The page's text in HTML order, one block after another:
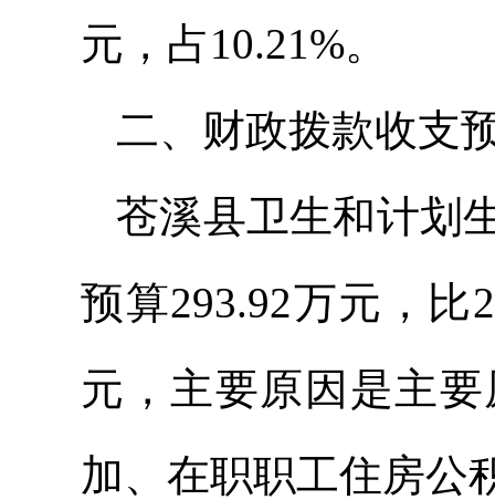
元，占10.21%。
二、财政拨款收支
苍溪县卫生和计划
预算293.92万元，比
元，主要原因是主
加、在职职工住房公